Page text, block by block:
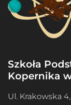
Szkoła
Kopernika
Ul. Krakowska 4,